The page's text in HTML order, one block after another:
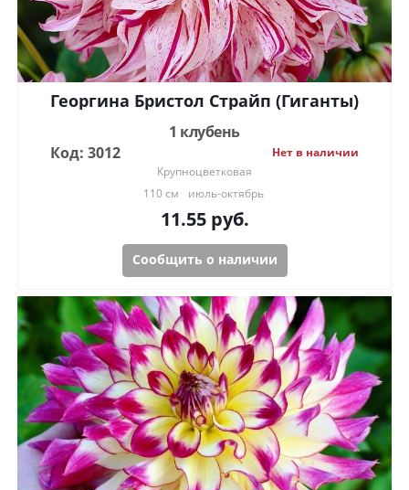
Георгина Бристол Страйп (Гиганты)
1 клубень
Код: 3012
Нет в наличии
Крупноцветковая
110 см
июль-октябрь
11.55руб.
Сообщить о наличии